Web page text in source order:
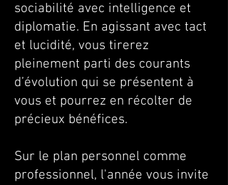
sociabilité avec intelligence et
diplomatie. En agissant avec tact
et lucidité, vous tirerez
pleinement parti des courants
d’évolution qui se présentent à
vous et pourrez en récolter de
précieux bénéfices.
Sur le plan personnel comme
professionnel, l'année vous invite